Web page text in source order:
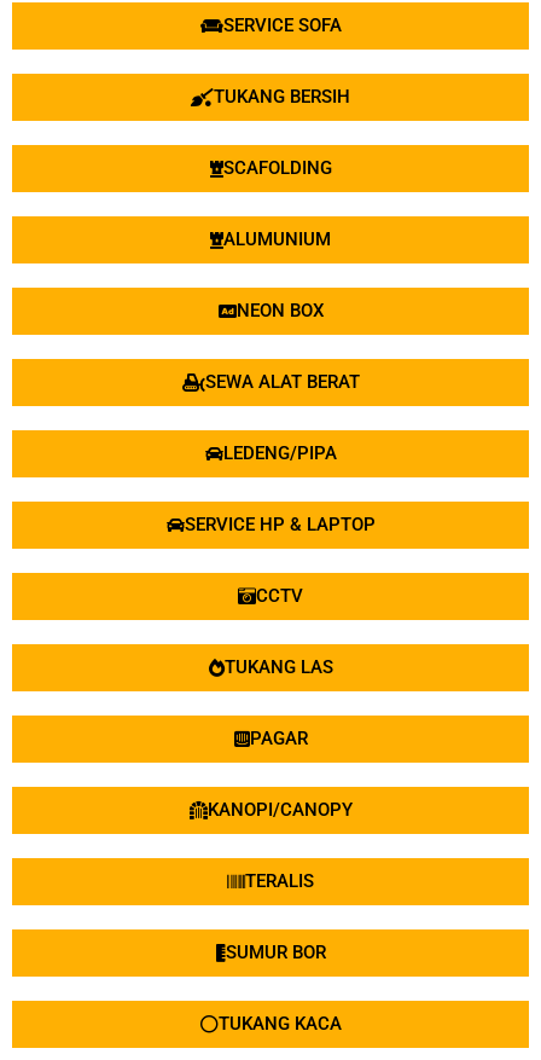
SERVICE SOFA
TUKANG BERSIH
SCAFOLDING
ALUMUNIUM
NEON BOX
SEWA ALAT BERAT
LEDENG/PIPA
SERVICE HP & LAPTOP
CCTV
TUKANG LAS
PAGAR
KANOPI/CANOPY
TERALIS
SUMUR BOR
TUKANG KACA